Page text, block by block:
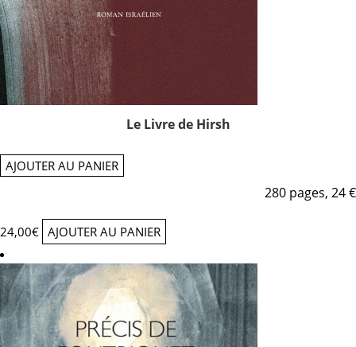
Le Livre de Hirsh
AJOUTER AU PANIER
280 pages, 24 €
24,00€ AJOUTER AU PANIER